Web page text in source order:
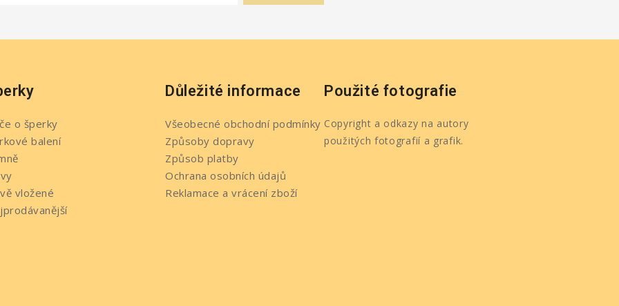
o šperky
balení
vložené
Důležité informace
Všeobecné obchodní podmínky
Způsoby dopravy
Způsob platby
Ochrana osobních údajů
Reklamace a vrácení zboží
Použité fotografie
Copyright a odkazy na autory
použitých fotografií a grafik.